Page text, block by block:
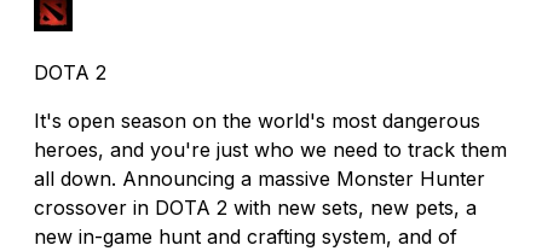
DOTA 2
It's open season on the world's most dangerous
heroes, and you're just who we need to track them
all down. Announcing a massive Monster Hunter
crossover in DOTA 2 with new sets, new pets, a
new in-game hunt and crafting system, and of